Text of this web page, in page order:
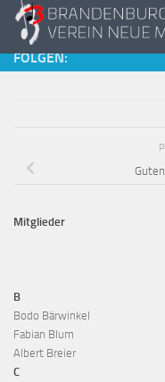
Skip to content
FOLGEN:
Mitglieder
B
Bodo Bärwinkel
Fabian Blum
Albert Breier
C